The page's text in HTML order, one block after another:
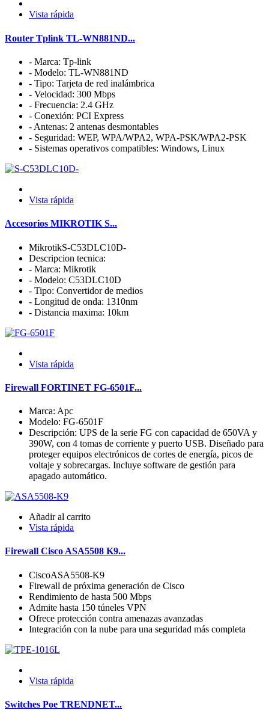
Vista rápida
Router Tplink TL-WN881ND...
- Marca: Tp-link
- Modelo: TL-WN881ND
- Tipo: Tarjeta de red inalámbrica
- Velocidad: 300 Mbps
- Frecuencia: 2.4 GHz
- Conexión: PCI Express
- Antenas: 2 antenas desmontables
- Seguridad: WEP, WPA/WPA2, WPA-PSK/WPA2-PSK
- Sistemas operativos compatibles: Windows, Linux
Vista rápida
Accesorios MIKROTIK S...
MikrotikS-C53DLC10D-
Descripcion tecnica:
- Marca: Mikrotik
- Modelo: C53DLC10D
- Tipo: Convertidor de medios
- Longitud de onda: 1310nm
- Distancia maxima: 10km
Vista rápida
Firewall FORTINET FG-6501F...
Marca: Apc
Modelo: FG-6501F
Descripción: UPS de la serie FG con capacidad de 650VA y
390W, con 4 tomas de corriente y puerto USB. Diseñado para
proteger equipos electrónicos de cortes de energía, picos de
voltaje y sobrecargas. Incluye software de gestión para
apagado automático.
Añadir al carrito
Vista rápida
Firewall Cisco ASA5508 K9...
CiscoASA5508-K9
Firewall de próxima generación de Cisco
Rendimiento de hasta 500 Mbps
Admite hasta 150 túneles VPN
Ofrece protección contra amenazas avanzadas
Integración con la nube para una seguridad más completa
Vista rápida
Switches Poe TRENDNET...